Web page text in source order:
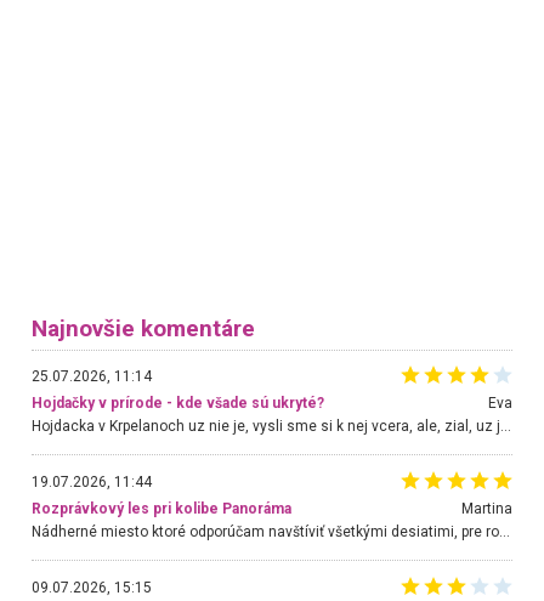
Najnovšie komentáre
25.07.2026, 11:14
Hojdačky v prírode - kde všade sú ukryté?
Eva
Hojdacka v Krpelanoch uz nie je, vysli sme si k nej vcera, ale, zial, uz je znicena. Ak sem planujete cestu len kvoli hojdacke, mozete si ju usetrit. Krasny vyhlad je tu vsak aj bez hojdacky :-)
19.07.2026, 11:44
Rozprávkový les pri kolibe Panoráma
Martina
Nádherné miesto ktoré odporúčam navštíviť všetkými desiatimi, pre rodiny s deťmi, dôchodcom... Proste a jednoducho ozaj rozprávkový les.. určite ešte prídeme. Odniesli sme si na pamiatku krásne tričká,
09.07.2026, 15:15